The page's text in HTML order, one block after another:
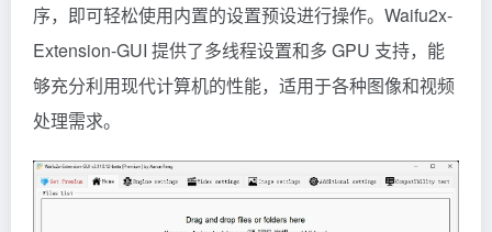
序，即可轻松使用内置的设置预设进行操作。Waifu2x-
Extension-GUI 提供了多线程设置和多 GPU 支持，能
够充分利用现代计算机的性能，适用于各种图像和视频
处理需求。